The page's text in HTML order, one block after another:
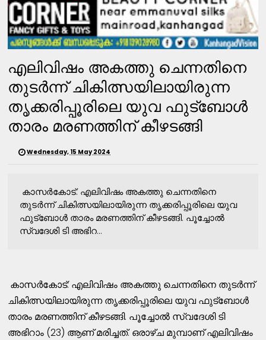
എലിവിഷം അകത്തു ചെന്നതിനെ
തുടർന്ന് ചികിത്സയിലായിരുന്ന
തൃക്കരിപ്പൂരിലെ യുവ ഫുട്ബോൾ
താരം മരണത്തിന് കീഴടങ്ങി
Wednesday, 15 May 2024
കാസർകോട്: എലിവിഷം അകത്തു ചെന്നതിനെ
തുടർന്ന് ചികിത്സയിലായിരുന്ന തൃക്കരിപ്പൂരിലെ യുവ
ഫുട്ബോൾ താരം മരണത്തിന് കീഴടങ്ങി. പൂച്ചോൽ
സ്വദേശി ടി അഭിറ...
കാസർകോട്: എലിവിഷം അകത്തു ചെന്നതിനെ തുടർന്ന്
ചികിത്സയിലായിരുന്ന തൃക്കരിപ്പൂരിലെ യുവ ഫുട്ബോൾ
താരം മരണത്തിന് കീഴടങ്ങി. പൂച്ചോൽ സ്വദേശി ടി
അഭിറാം (23) ആണ് മരിച്ചത്. ഒരാഴ്ച മുമ്പാണ് എലിവിഷം